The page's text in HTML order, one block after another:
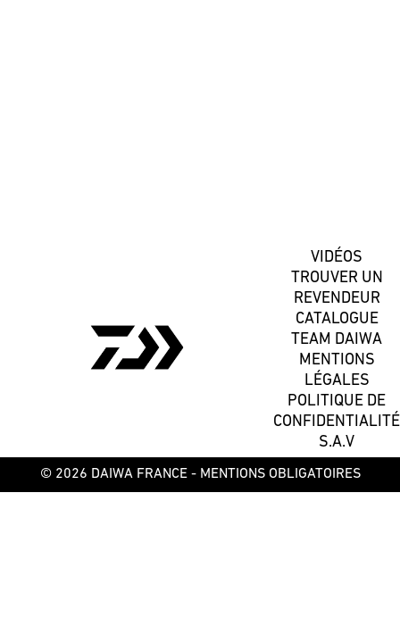
VIDÉOS
TROUVER UN
REVENDEUR
CATALOGUE
TEAM DAIWA
MENTIONS
LÉGALES
POLITIQUE DE
CONFIDENTIALITÉ
S.A.V
© 2026 DAIWA FRANCE - MENTIONS OBLIGATOIRES